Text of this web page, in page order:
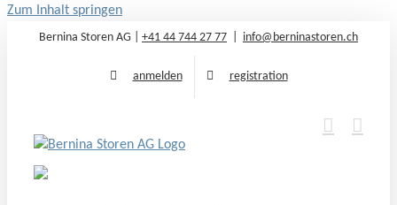
Zum Inhalt springen
Bernina Storen AG | +41 44 744 27 77 info@berninastoren.ch
anmelden registration